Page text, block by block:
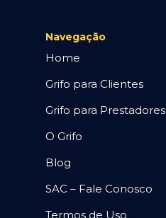
Navegação
Home
Grifo para Clientes
Grifo para Prestadores
O Grifo
Blog
SAC – Fale Conosco
Termos de Uso